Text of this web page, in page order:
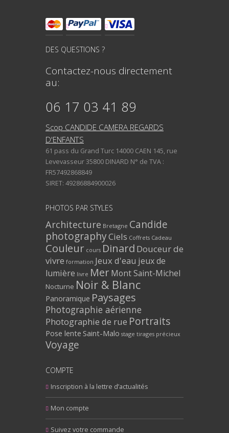
DES QUESTIONS ?
Contactez-nous directement
au:
06 17 03 41 89
Scop CANDIDE CAMERA REGARDS
D'ENFANTS
61 pass du Grand Turc 14000 CAEN 145, rue
Levevasseur 35800 DINARD N° de TVA :
FR57492868849
SIRET: 49286884900026
PHOTOS PAR STYLES
Architecture Bretagne Candide
photographyCiels Coffrets Cadeau
Couleur cours Dinard Douceur de
vivre formation Jeux d'eau jeux de
lumière livre Mer Mont Saint-Michel
Nocturne Noir & Blanc
Panoramique Paysages
Photographie aérienne
Photographie de rue Portraits
Pose lente Saint-Malo stage tirages précieux
Voyage
COMPTE
Inscription à la lettre d’actualités
Mon compte
Suivez votre commande